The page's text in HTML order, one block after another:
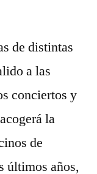
de distintas
a las
conciertos y
la
de
últimos años,